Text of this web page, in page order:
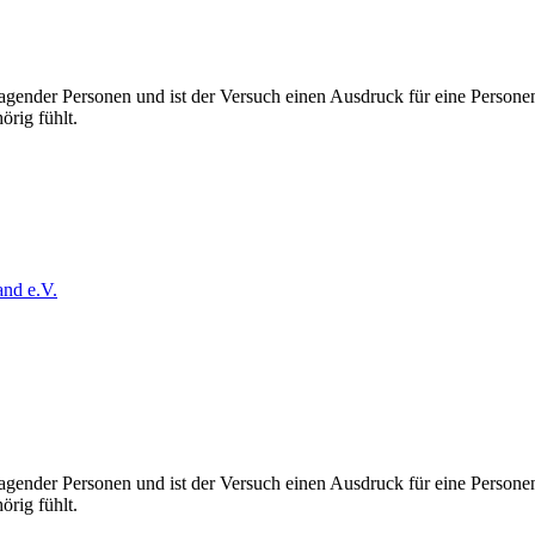
Personen und ist der Versuch einen Ausdruck für eine
fühlt.
e.V.
Personen und ist der Versuch einen Ausdruck für eine
fühlt.